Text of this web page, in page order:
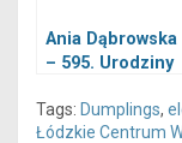
Ania Dąbrowska
– 595. Urodziny
Tags: Dumplings,
Łódzkie Centrum